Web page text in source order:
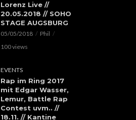
Lorenz Live //
20.05.2018 // SOHO
STAGE AUGSBURG
05/05/2018
Phil
100 views
EVENTS
Rap im Ring 2017
mit Edgar Wasser,
Lemur, Battle Rap
Contest uvm.. //
18.11. // Kantine